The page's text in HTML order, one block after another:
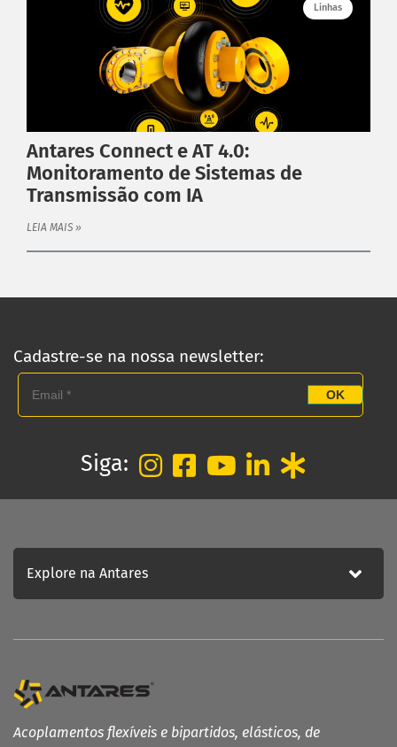
Linhas
Antares Connect e AT 4.0:
Monitoramento de Sistemas de
Transmissão com IA
LEIA MAIS »
Cadastre-se na nossa newsletter:
OK
Siga:
Acoplamentos flexíveis e bipartidos, elásticos, de
Explore na Antares